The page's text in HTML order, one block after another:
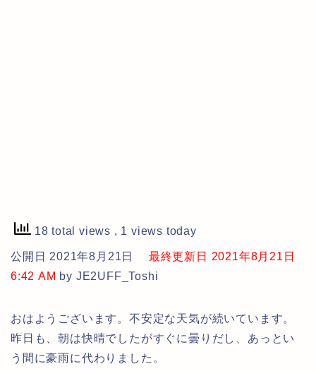
18 total views , 1 views today
公開日 2021年8月21日
最終更新日 2021年8月21日
6:42 AM by JE2UFF_Toshi
おはようございます。不安定な天気が続いています。
昨日も、朝は快晴でしたがすぐに曇りだし、あっとい
う間に豪雨に代わりました。